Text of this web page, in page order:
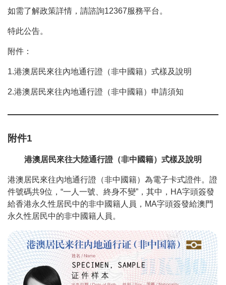
如需了解政策詳情，請諮詢12367服務平台。
特此公告。
附件：
1.港澳居民來往內地通行證（非中國籍）式樣及說明
2.港澳居民來往內地通行證（非中國籍）申請須知
附件1
港澳居民來往大陸通行證（非中國籍）式樣及說明
港澳居民來往內地通行證（非中國籍）為電子卡式證件。證
件號碼共9位，“一人一號、終身不變”，其中，HA字頭簽發
給香港永久性居民中的非中國籍人員，MA字頭簽發給澳門
永久性居民中的非中國籍人員。